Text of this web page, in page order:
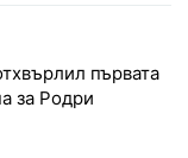
първата
за Родри